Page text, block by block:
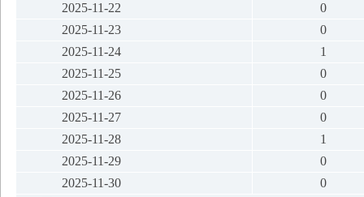
2025-11-22
0
2025-11-23
0
2025-11-24
1
2025-11-25
0
2025-11-26
0
2025-11-27
0
2025-11-28
1
2025-11-29
0
2025-11-30
0